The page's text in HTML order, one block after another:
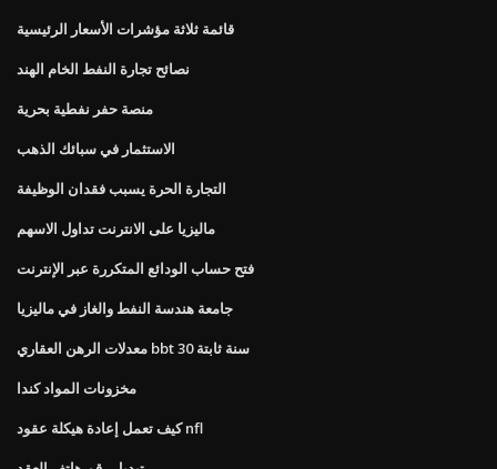
قائمة ثلاثة مؤشرات الأسعار الرئيسية
نصائح تجارة النفط الخام الهند
منصة حفر نفطية بحرية
الاستثمار في سبائك الذهب
التجارة الحرة يسبب فقدان الوظيفة
ماليزيا على الانترنت تداول الاسهم
فتح حساب الودائع المتكررة عبر الإنترنت
جامعة هندسة النفط والغاز في ماليزيا
معدلات الرهن العقاري bbt 30 سنة ثابتة
مخزونات المواد كندا
كيف تعمل إعادة هيكلة عقود nfl